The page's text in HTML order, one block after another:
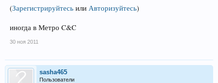
(Зарегистрируйтесь или Авторизуйтесь)
иногда в Метро C&C
30 ноя 2011
sasha465
Пользователи